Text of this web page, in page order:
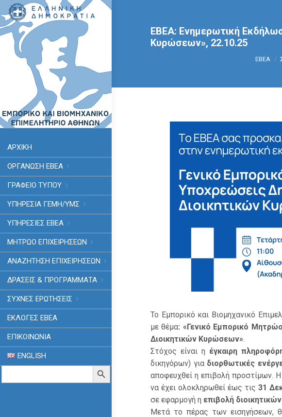
ΑΡΧΙΚΗ
ΟΡΓΑΝΩΣΗ ΕΒΕΑ
ΓΡΑΦΕΙΟ ΤΥΠΟΥ
ΥΠΗΡΕΣΊΑ ΓΕΜΗ/ΥΜΣ
ΥΠΗΡΕΣΙΕΣ ΕΒΕΑ
ΜΗΤΡΩΟ ΕΠΙΧΕΙΡΗΣΕΩΝ
ΑΝΑΖΗΤΗΣΗ ΕΠΙΧΕΙΡΗΣΕΩΝ
ΔΡΑΣΕΙΣ & ΠΡΟΓΡΑΜΜΑΤΑ
ΣΥΧΝΕΣ ΕΡΩΤΗΣΕΙΣ
ΕΚΛΟΓΈΣ ΕΒΕΑ
ΕΠΙΚΟΙΝΩΝΙΑ
ENGLISH
Search
Search Button
EBEA: Ενημερωτική
Κυρώσεων», 22.10.25
You are
ΕΒΕΑ
Το Εμπορικό και Βιομηχανικό
με θέμα: «Γενικό Εμπορικό
Διοικητικών Κυρώσεων».
Στόχος είναι η έγκαιρη
δικηγόρων) για διορθωτικές
αποφευχθεί η επιβολή προστίμων.
να έχει ολοκληρωθεί έως τις31
σε εφαρμογή η επιβολή
Μετά το πέρας των εισηγήσεων,